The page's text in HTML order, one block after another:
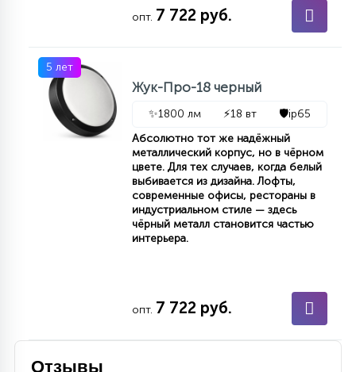
УПРАВЛЕНИЕ СВЕТОМ
КОМПЛЕКТУЮЩИЕ
СТЕКЛЯННЫЕ
ПОДВЕСНЫЕ
опт. 7 722 руб.
5 лет
Жук-Про-18 черный
✨1800 лм ⚡18 вт 🛡️ip65
Абсолютно тот же надёжный
металлический корпус, но в чёрном
цвете. Для тех случаев, когда белый
выбивается из дизайна. Лофты,
современные офисы, рестораны в
индустриальном стиле — здесь
чёрный металл становится частью
интерьера.
опт. 7 722 руб.
Отзывы